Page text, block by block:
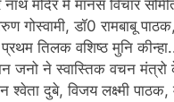
नाथ मंदिर में मानस विचार
गोस्वामी, डॉ0 रामबाबू
तिलक वशिष्ठ मुनि
जनो ने स्वास्तिक वचन मंत्रो
श्वेता दुबे, विजय लक्ष्मी